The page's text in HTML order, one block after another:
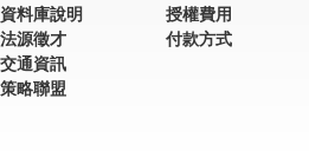
資料庫說明
法源徵才
交通資訊
策略聯盟
授權費用
付款方式